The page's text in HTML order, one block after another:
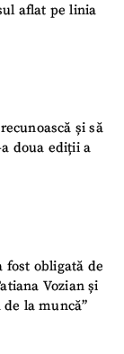
aflat pe linia
și să
doua ediții a
fost obligată de
Vozian și
la muncă”